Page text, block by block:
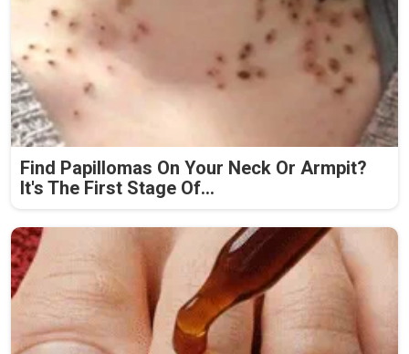
Find Papillomas On Your Neck Or Armpit?
It's The First Stage Of...